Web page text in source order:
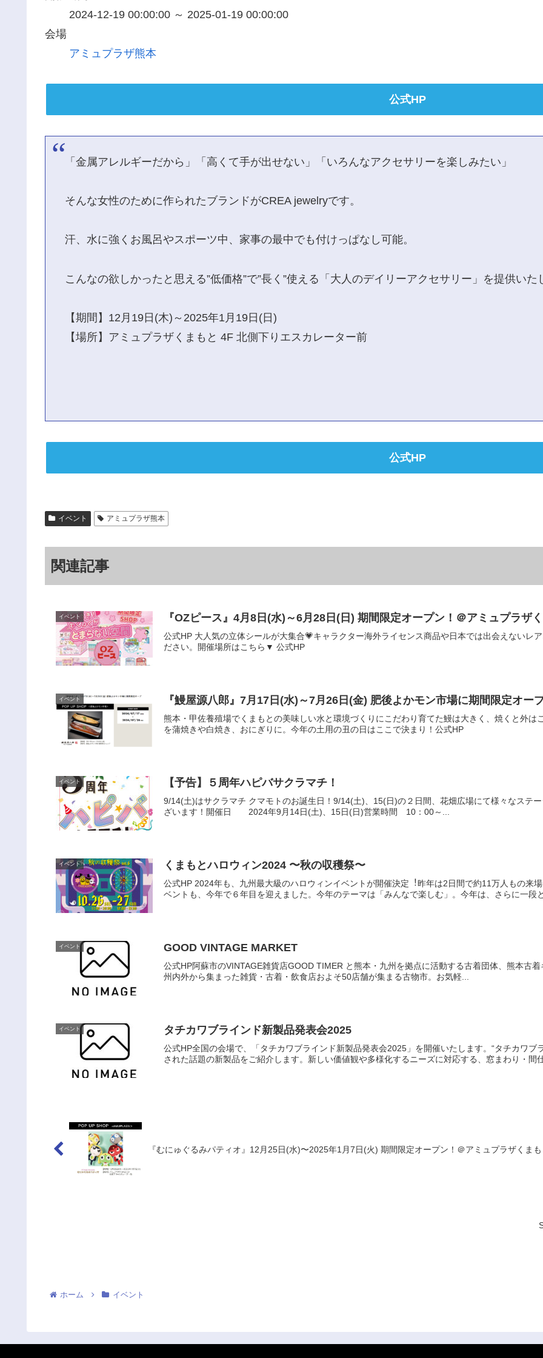
2024-12-19 00:00:00 ～ 2025-01-19 00:00:00
会場
アミュプラザ熊本
公式HP
「金属アレルギーだから」「高くて手が出せない」「いろんなアクセサリーを楽しみたい」
そんな女性のために作られたブランドがCREA jewelryです。
汗、水に強くお風呂やスポーツ中、家事の最中でも付けっぱなし可能。
こんなの欲しかったと思える”低価格”で”長く”使える「大人のデイリーアクセサリー」を提供いた
【期間】12月19日(木)～2025年1月19日(日)
【場所】アミュプラザくまもと 4F 北側下りエスカレーター前
公式HP
イベント アミュプラザ熊本
関連記事
イベント 『OZピース』4月8日(水)～6月28日(日) 期間限定オープン！＠アミュプラザ
公式HP 大人気の立体シールが大集合💗キャラクター海外ライセンス商品や日本では出会えないレ
ださい。開催場所はこちら▼ 公式HP
イベント 『鰻屋源八郎』7月17日(水)～7月26日(金) 肥後よかモン市場に期間限定オー
熊本・甲佐養殖場でくまもとの美味しい水と環境づくりにこだわり育てた鰻は大きく、焼くと外
を蒲焼きや白焼き、おにぎりに。今年の土用の丑の日はここで決まり！公式HP
イベント 【予告】５周年ハピバサクラマチ！
9/14(土)はサクラマチ クマモトのお誕生日！9/14(土)、15(日)の２日間、花畑広場にて様々なステ
ざいます！開催日 2024年9月14日(土)、15日(日)営業時間 10：00～...
イベント くまもとハロウィン2024 〜秋の収穫祭〜
公式HP 2024年も、九州最⼤級のハロウィンイベントが開催決定︕昨年は2⽇間で約11万⼈もの来
ベントも、今年で６年⽬を迎えました。今年のテーマは「みんなで楽しむ」。今年は、さらに⼀段
イベント GOOD VINTAGE MARKET
公式HP阿蘇市のVINTAGE雑貨店GOOD TIMER と熊本・九州を拠点に活動する古着団体、熊本古
州内外から集まった雑貨・古着・飲食店およそ50店舗が集まる古物市。お気軽...
イベント タチカワブラインド新製品発表会2025
公式HP全国の会場で、「タチカワブラインド新製品発表会2025」を開催いたします。“タチカワ
された話題の新製品をご紹介します。新しい価値観や多様化するニーズに対応する、窓まわり・間
『むにゅぐるみパティオ』12月25日(水)〜2025年1月7日(火) 期間限定オープン！＠アミュプラザくま
ホーム イベント